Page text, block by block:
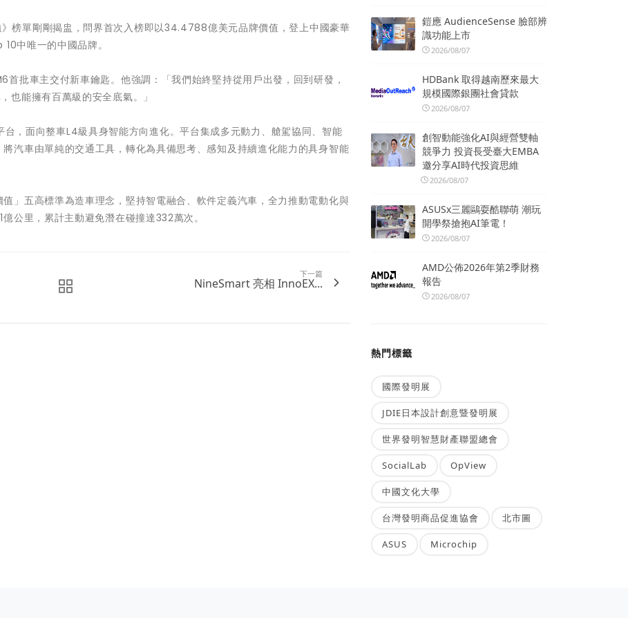
榜單剛剛揭盅，問界首次入榜即以34.4788億美元品牌價值，登上中國豪華
中唯一的中國品牌。
批車主交付新車鑰匙。他強調：「我們始終堅持從用戶出發，回到研發，
能擁有百萬級的安全底氣。」
，面向整車L4級具身智能方向進化。平台集成多元動力、艙駕協同、智能
汽車由單純的交通工具，轉化為具備思考、感知及持續進化能力的具身智能
」五高標準為造車理念，堅持智電融合、軟件定義汽車，全力推動電動化與
公里，累計主動避免潛在碰撞達332萬次。
下一篇
NineSmart 亮相 InnoEX...
鎧應 AudienceSense 臉部辨
識功能上市
2026/08/07
HDBank 取得越南歷來最大
規模國際銀團社會貸款
2026/08/07
創智動能強化AI與經營雙軸
競爭力 投資長受臺大EMBA
邀分享AI時代投資思維
2026/08/07
ASUSx三麗鷗耍酷聯萌 潮玩
開學祭搶抱AI筆電！
2026/08/07
AMD公佈2026年第2季財務
報告
2026/08/07
熱門標籤
國際發明展
JDIE日本設計創意暨發明展
世界發明智慧財產聯盟總會
SocialLab OpView
中國文化大學
台灣發明商品促進協會 北市圖
ASUS Microchip